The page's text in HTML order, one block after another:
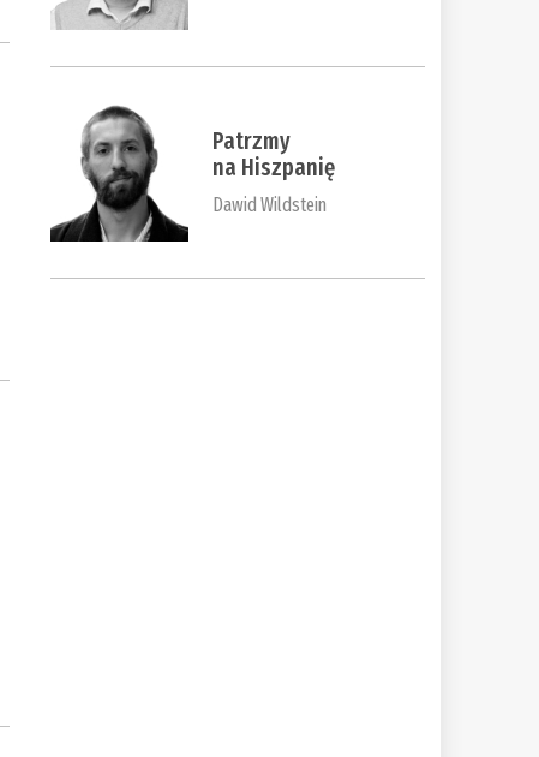
Patrzmy
na Hiszpanię
Dawid Wildstein